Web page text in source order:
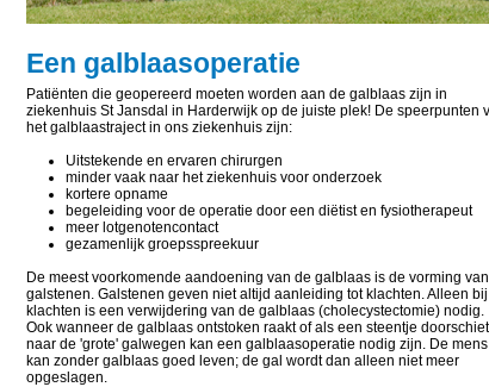
Een galblaasoperatie
Patiënten die geopereerd moeten worden aan de galblaas zijn in
ziekenhuis St Jansdal in Harderwijk op de juiste plek! De speerpunten
het galblaastraject in ons ziekenhuis zijn:
Uitstekende en ervaren chirurgen
minder vaak naar het ziekenhuis voor onderzoek
kortere opname
begeleiding voor de operatie door een diëtist en fysiotherapeut
meer lotgenotencontact
gezamenlijk groepsspreekuur
De meest voorkomende aandoening van de galblaas is de vorming van
galstenen. Galstenen geven niet altijd aanleiding tot klachten. Alleen bij
klachten is een verwijdering van de galblaas (cholecystectomie) nodig.
Ook wanneer de galblaas ontstoken raakt of als een steentje doorschiet
naar de 'grote' galwegen kan een galblaasoperatie nodig zijn. De mens
kan zonder galblaas goed leven; de gal wordt dan alleen niet meer
opgeslagen.